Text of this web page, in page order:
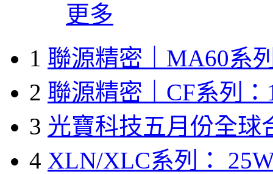
更多
1 聯源精密｜MA60系
2 聯源精密｜CF系列：
3 光寶科技五月份全球
4 XLN/XLC系列：